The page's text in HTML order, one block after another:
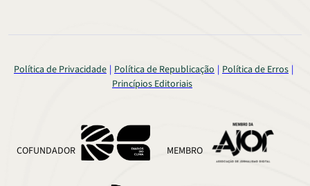
Política de Privacidade Política de Republicação Política de Erros
Princípios Editoriais
COFUNDADOR MEMBRO